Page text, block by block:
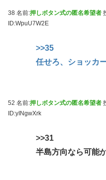
38 名前:押しボタン式の匿名希望者
ID:WpuU7W2E
>>35
任せろ、ショッカ
52 名前:押しボタン式の匿名希望者
ID:yINgwXrk
>>31
半島方向なら可能